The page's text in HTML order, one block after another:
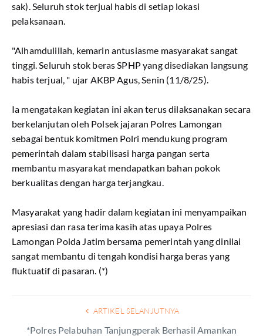
sak). Seluruh stok terjual habis di setiap lokasi
pelaksanaan.
"Alhamdulillah, kemarin antusiasme masyarakat sangat
tinggi. Seluruh stok beras SPHP yang disediakan langsung
habis terjual, " ujar AKBP Agus, Senin (11/8/25).
Ia mengatakan kegiatan ini akan terus dilaksanakan secara
berkelanjutan oleh Polsek jajaran Polres Lamongan
sebagai bentuk komitmen Polri mendukung program
pemerintah dalam stabilisasi harga pangan serta
membantu masyarakat mendapatkan bahan pokok
berkualitas dengan harga terjangkau.
Masyarakat yang hadir dalam kegiatan ini menyampaikan
apresiasi dan rasa terima kasih atas upaya Polres
Lamongan Polda Jatim bersama pemerintah yang dinilai
sangat membantu di tengah kondisi harga beras yang
fluktuatif di pasaran. (*)
ARTIKEL SELANJUTNYA
*Polres Pelabuhan Tanjungperak Berhasil Amankan